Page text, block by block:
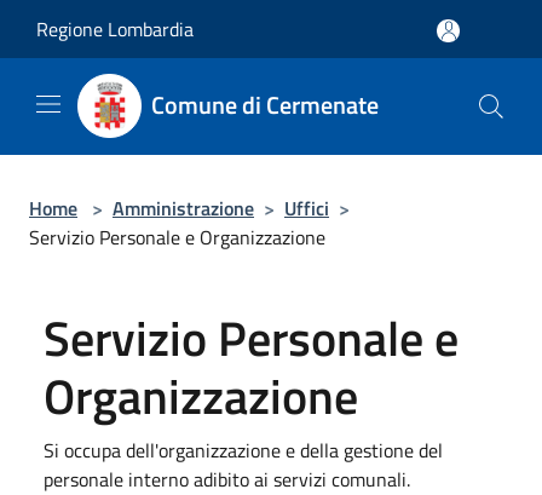
Regione Lombardia
Comune di Cermenate
Home > Amministrazione > Uffici >
Servizio Personale e Organizzazione
Servizio Personale e
Organizzazione
Si occupa dell'organizzazione e della gestione del
personale interno adibito ai servizi comunali.